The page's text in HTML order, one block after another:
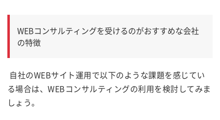
WEBコンサルティングを受けるのがおすすめな会社
の特徴
自社のWEBサイト運用で以下のような課題を感じてい
る場合は、WEBコンサルティングの利用を検討してみま
しょう。